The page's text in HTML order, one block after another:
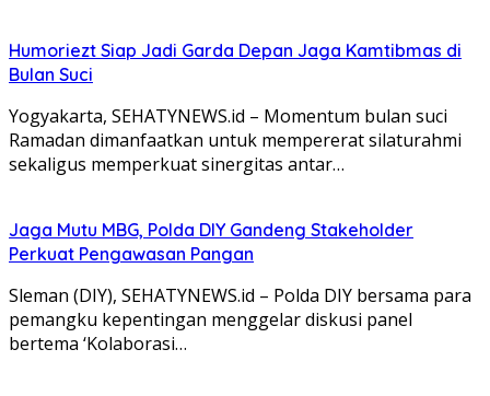
Humoriezt Siap Jadi Garda Depan Jaga Kamtibmas di
Bulan Suci
Yogyakarta, SEHATYNEWS.id – Momentum bulan suci
Ramadan dimanfaatkan untuk mempererat silaturahmi
sekaligus memperkuat sinergitas antar…
Jaga Mutu MBG, Polda DIY Gandeng Stakeholder
Perkuat Pengawasan Pangan
Sleman (DIY), SEHATYNEWS.id – Polda DIY bersama para
pemangku kepentingan menggelar diskusi panel
bertema ‘Kolaborasi…